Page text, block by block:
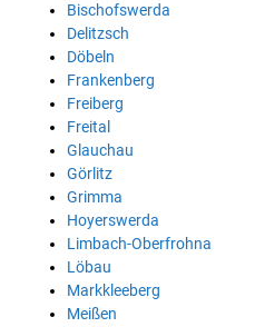
Bischofswerda
Delitzsch
Döbeln
Frankenberg
Freiberg
Freital
Glauchau
Görlitz
Grimma
Hoyerswerda
Limbach-Oberfrohna
Löbau
Markkleeberg
Meißen